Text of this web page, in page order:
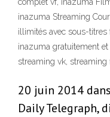
inazuma Streaming
illimités avec sous-
inazuma gratuitement
streaming vk,
20 juin 2014
Daily Telegraph,